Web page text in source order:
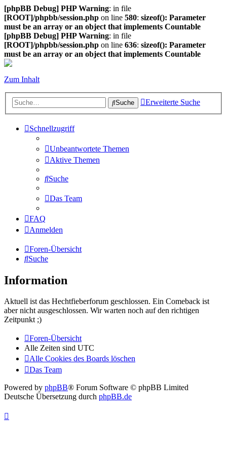
[phpBB Debug] PHP Warning: in file
[ROOT]/phpbb/session.php on line 580: sizeof(): Parameter
must be an array or an object that implements Countable
[phpBB Debug] PHP Warning: in file
[ROOT]/phpbb/session.php on line 636: sizeof(): Parameter
must be an array or an object that implements Countable
Zum Inhalt
Suche Erweiterte Suche
Schnellzugriff
Unbeantwortete Themen
Aktive Themen
Suche
Das Team
FAQ
Anmelden
Foren-Übersicht
Suche
Information
Aktuell ist das Hechtfieberforum geschlossen. Ein Comeback ist
aber nicht ausgeschlossen. Wir warten noch auf den richtigen
Zeitpunkt ;)
Foren-Übersicht
Alle Zeiten sind UTC
Alle Cookies des Boards löschen
Das Team
Powered by phpBB® Forum Software © phpBB Limited
Deutsche Übersetzung durch phpBB.de